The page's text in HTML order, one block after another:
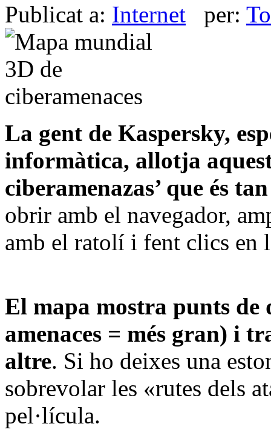
Publicat a: Internet per:
La gent de Kaspersky,
informàtica, allotja
ciberamenazas’ que és
obrir amb el navegador,
amb el ratolí i fent clics en
El mapa mostra punts de
amenaces = més gran) i
altre. Si ho deixes una
sobrevolar les «rutes dels
pel·lícula.